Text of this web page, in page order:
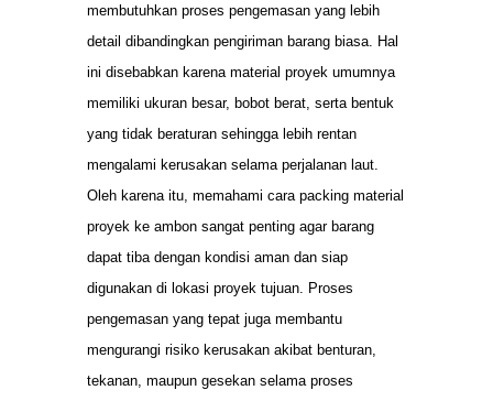
membutuhkan proses pengemasan yang lebih
detail dibandingkan pengiriman barang biasa. Hal
ini disebabkan karena material proyek umumnya
memiliki ukuran besar, bobot berat, serta bentuk
yang tidak beraturan sehingga lebih rentan
mengalami kerusakan selama perjalanan laut.
Oleh karena itu, memahami cara packing material
proyek ke ambon sangat penting agar barang
dapat tiba dengan kondisi aman dan siap
digunakan di lokasi proyek tujuan. Proses
pengemasan yang tepat juga membantu
mengurangi risiko kerusakan akibat benturan,
tekanan, maupun gesekan selama proses